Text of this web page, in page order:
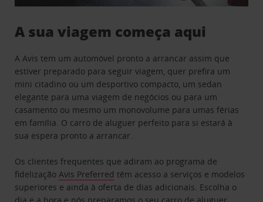
A sua viagem começa aqui
A Avis tem um automóvel pronto a arrancar assim que
estiver preparado para seguir viagem, quer prefira um
mini citadino ou um desportivo compacto, um sedan
elegante para uma viagem de negócios ou para um
casamento ou mesmo um monovolume para umas férias
em família. O carro de aluguer perfeito para si estará à
sua espera pronto a arrancar.
Os clientes frequentes que adiram ao programa de
fidelizaçãoAvis Preferred têm acesso a serviços e modelos
superiores e ainda à oferta de dias adicionais. Escolha o